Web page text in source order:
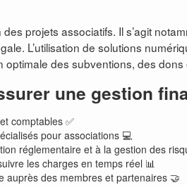
projets associatifs. Il s’agit
L’utilisation de solutions
des subventions, des dons
une gestion
comptables ✅
pour associations 💻
réglementaire et à la gestion des
les charges en temps réel 📊
auprès des membres et partenaires 🤝